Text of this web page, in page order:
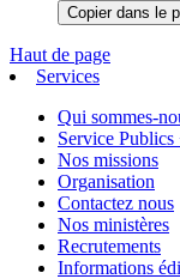
Copier dans le
Haut de page
Services
Qui sommes-
Service Publics
Nos missions
Organisation
Contactez nous
Nos ministères
Recrutements
Informations